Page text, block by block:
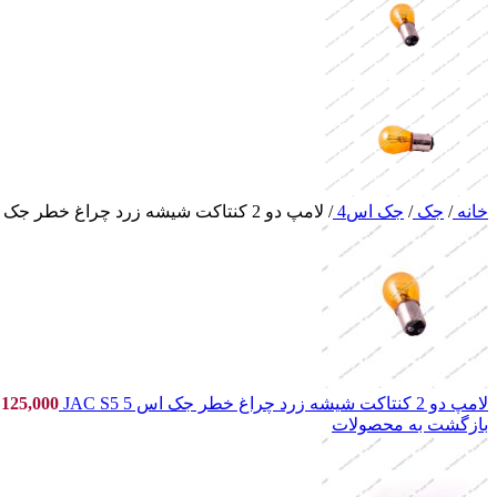
خانه/ جک/ جک اس4 / لامپ دو 2 کنتاکت شیشه زرد چراغ خطر جک اس 4 JAC S4
لامپ دو 2 کنتاکت شیشه زرد چراغ خطر جک اس 5 JAC S5 125,000
بازگشت به محصولات